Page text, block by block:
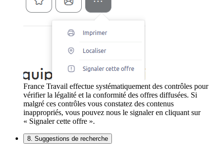
France Travail effectue systématiquement des contrôles pour
vérifier la légalité et la conformité des offres diffusées. Si
malgré ces contrôles vous constatez des contenus
inappropriés, vous pouvez nous le signaler en cliquant sur
« Signaler cette offre ».
8. Suggestions de recherche